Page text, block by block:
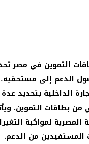
التموين في مصر
الدعم إلى
الداخلية بتحديد
من بطاقات التموين.
لمواكبة
المستفيدين من الدعم.